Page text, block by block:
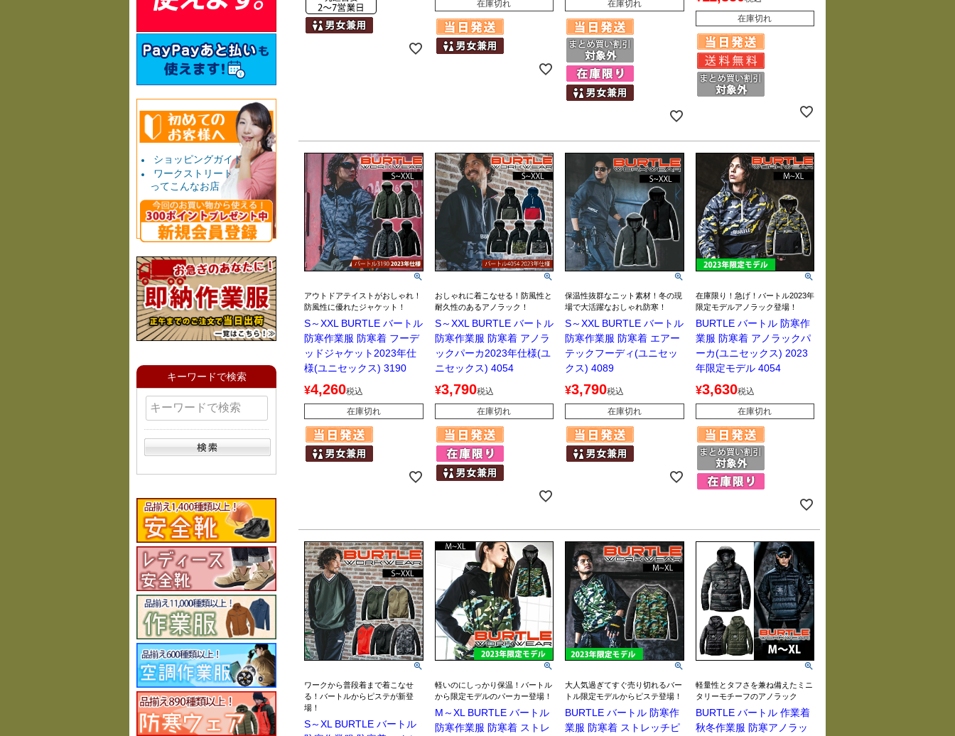
ショッピングガイド
ワークストリート
ってこんなお店
キーワードで検索
在庫切れ
在庫切れ
在庫切れ
アウトドアテイストがおしゃれ！
防風性に優れたジャケット！
S～XXL BURTLE バートル
防寒作業服 防寒着 フーデ
ッドジャケット2023年仕
様(ユニセックス) 3190
¥4,260税込
在庫切れ
おしゃれに着こなせる！防風性と
耐久性のあるアノラック！
S～XXL BURTLE バートル
防寒作業服 防寒着 アノラ
ックパーカ2023年仕様(ユ
ニセックス) 4054
¥3,790税込
在庫切れ
保温性抜群なニット素材！冬の現
場で大活躍なおしゃれ防寒！
S～XXL BURTLE バートル
防寒作業服 防寒着 エアー
テックフーディ(ユニセッ
クス) 4089
¥3,790税込
在庫切れ
在庫限り！急げ！バートル2023年
限定モデルアノラック登場！
BURTLE バートル 防寒作
業服 防寒着 アノラックパ
ーカ(ユニセックス) 2023
年限定モデル 4054
¥3,630税込
在庫切れ
ワークから普段着まで着こなせ
る！バートルからピステが新登
場！
S～XL BURTLE バートル
軽いのにしっかり保温！バートル
から限定モデルのパーカー登場！
M～XL BURTLE バートル
防寒作業服 防寒着 ストレ
大人気過ぎてすぐ売り切れるバー
トル限定モデルからピステ登場！
BURTLE バートル 防寒作
業服 防寒着 ストレッチピ
軽量性とタフさを兼ね備えたミニ
タリーモチーフのアノラック
BURTLE バートル 作業着
秋冬作業服 防寒アノラッ